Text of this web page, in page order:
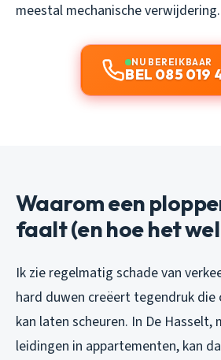
meestal mechanische verwijdering.
NU BEREIKBAAR
BEL 085 019
Waarom een
faalt (en hoe het
Ik zie regelmatig schade van
hard duwen creëert tegendruk die
kan laten scheuren. In De
leidingen in appartementen, kan